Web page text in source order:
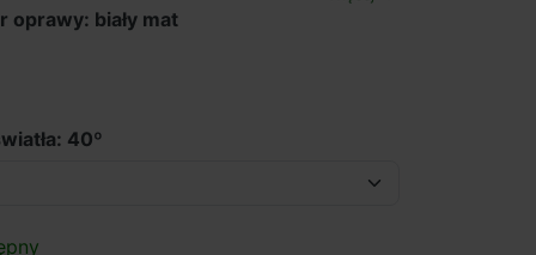
oprawy: biały mat
40º